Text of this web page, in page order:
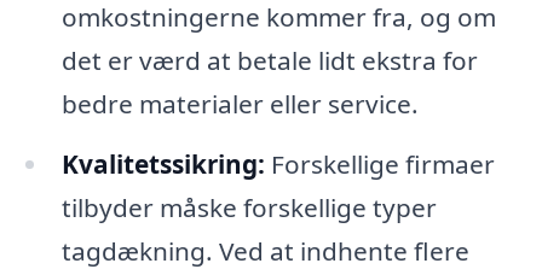
omkostningerne kommer fra, og om
det er værd at betale lidt ekstra for
bedre materialer eller service.
Kvalitetssikring: Forskellige firmaer
tilbyder måske forskellige typer
tagdækning. Ved at indhente flere